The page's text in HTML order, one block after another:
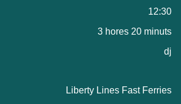
12:30
3 hores 20 minuts
dj
Liberty Lines Fast Ferries